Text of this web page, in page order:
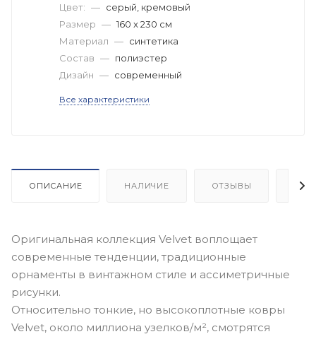
Цвет: — серый, кремовый
Размер — 160 x 230 см
Материал — синтетика
Состав — полиэстер
Дизайн — современный
Все характеристики
ОПИСАНИЕ НАЛИЧИЕ ОТЗЫВЫ
Оригинальная коллекция Velvet воплощает
современные тенденции, традиционные
орнаменты в винтажном стиле и ассиметричные
рисунки.
Относительно тонкие, но высокоплотные ковры
Velvet, около миллиона узелков/м², смотрятся